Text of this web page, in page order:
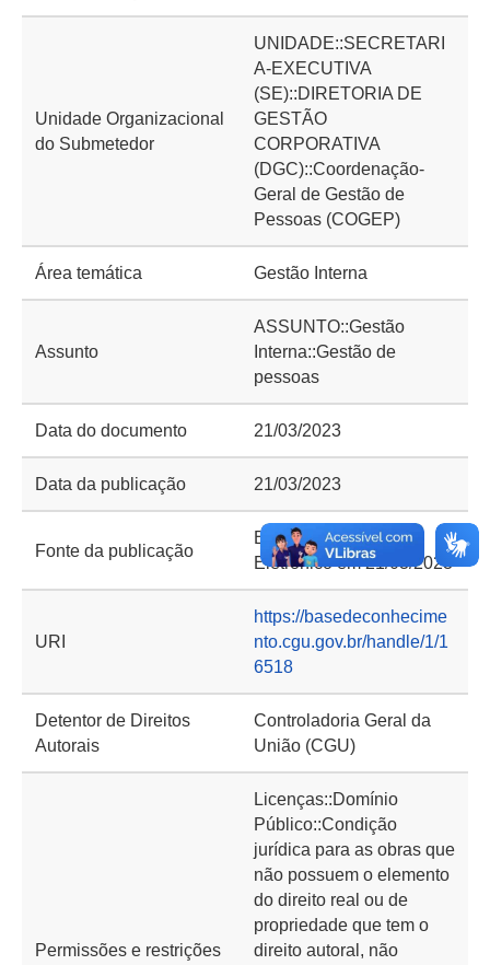
Unidade Organizacional
do Submetedor
UNIDADE::SECRETARI
A-EXECUTIVA
(SE)::DIRETORIA DE
GESTÃO
CORPORATIVA
(DGC)::Coordenação-
Geral de Gestão de
Pessoas (COGEP)
Área temática Gestão Interna
Assunto
ASSUNTO::Gestão
Interna::Gestão de
pessoas
Data do documento 21/03/2023
Data da publicação 21/03/2023
Fonte da publicação
Boletim de Serviço
Eletrônico em 21/03/2023
URI
https://basedeconhecime
nto.cgu.gov.br/handle/1/1
6518
Detentor de Direitos
Autorais
Controladoria Geral da
União (CGU)
Permissões e restrições
Licenças::Domínio
Público::Condição
jurídica para as obras que
não possuem o elemento
do direito real ou de
propriedade que tem o
direito autoral, não